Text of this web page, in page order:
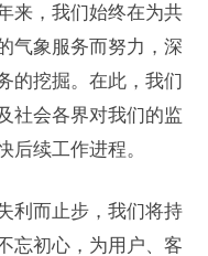
来，我们始终在为共
气象服务而努力，深
的挖掘。在此，我们
社会各界对我们的监
后续工作进程。
而止步，我们将持
忘初心，为用户、客